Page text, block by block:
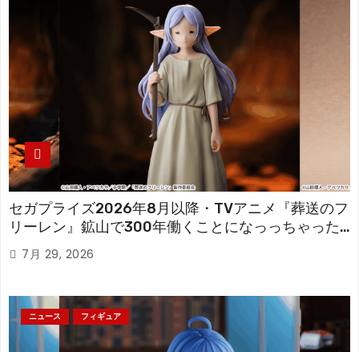
セガプライズ2026年8月以降・TVアニメ『葬送のフ
リーレン』鉱山で300年働くことになっっちゃった
「フリーレン」を立体化！
7月 29, 2026
ニュース フィギュア